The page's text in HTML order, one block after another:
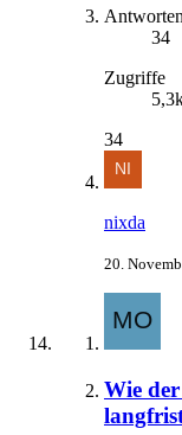
Antworten
34
Zugriffe
34
nixda
20.
Wie